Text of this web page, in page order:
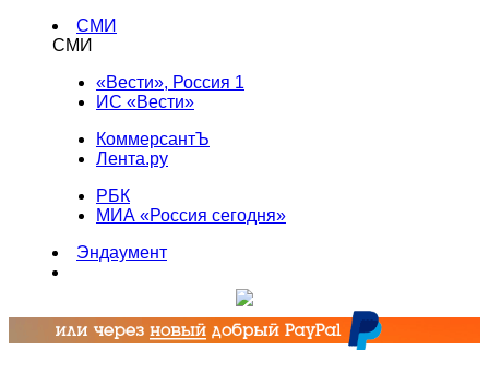
СМИ
СМИ
«Вести», Россия 1
ИС «Вести»
КоммерсантЪ
Лента.ру
РБК
МИА «Россия сегодня»
Эндаумент